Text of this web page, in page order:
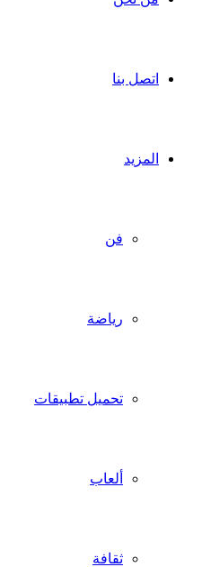
اتصل بنا
المزيد
فن
رياضة
تحميل تطبيقات
ألعاب
ثقافة